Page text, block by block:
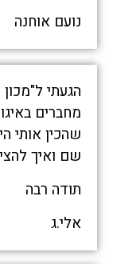
נועם אוחנה
הגעתי
מחברים
שהכין אותי
שם ואיך
תודה רבה
אלי.ג